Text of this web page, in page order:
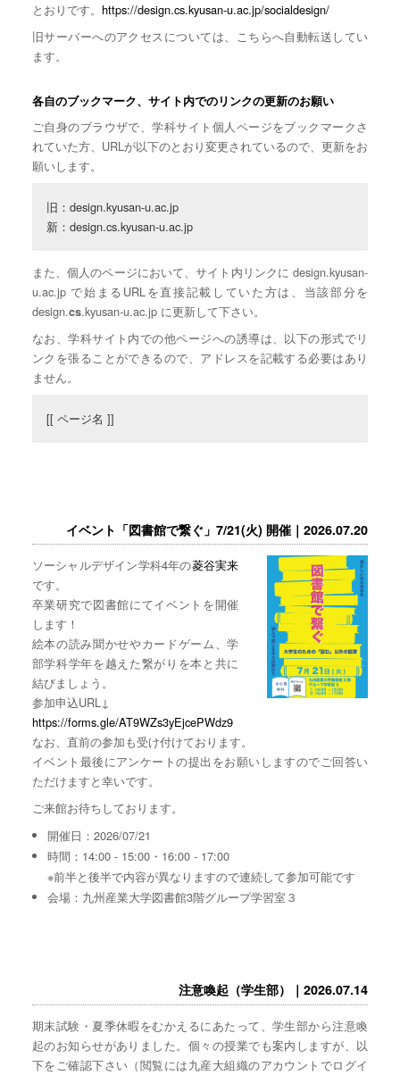
とおりです。 https://design.cs.kyusan-u.ac.jp/socialdesign/
旧サーバーへのアクセスについては、こちらへ自動転送してい
ます。
各自のブックマーク、サイト内でのリンクの更新のお願い
ご自身のブラウザで、学科サイト個人ページをブックマークさ
れていた方、URLが以下のとおり変更されているので、更新をお
願いします。
旧：design.kyusan-u.ac.jp
新：design.cs.kyusan-u.ac.jp
また、個人のページにおいて、サイト内リンクに design.kyusan-
u.ac.jp で始まるURLを直接記載していた方は、当該部分を
design.cs.kyusan-u.ac.jp に更新して下さい。
なお、学科サイト内での他ページへの誘導は、以下の形式でリ
ンクを張ることができるので、アドレスを記載する必要はあり
ません。
[[ ページ名 ]]
イベント「図書館で繋ぐ」7/21(火) 開催｜2026.07.20
ソーシャルデザイン学科4年の菱谷実来
です。
卒業研究で図書館にてイベントを開催
します！
絵本の読み聞かせやカードゲーム、学
部学科学年を越えた繋がりを本と共に
結びましょう。
参加申込URL↓
https://forms.gle/AT9WZs3yEjcePWdz9
なお、直前の参加も受け付けております。
イベント最後にアンケートの提出をお願いしますのでご回答い
ただけますと幸いです。
ご来館お待ちしております。
開催日：2026/07/21
時間：14:00 - 15:00・16:00 - 17:00
※前半と後半で内容が異なりますので連続して参加可能です
会場：九州産業大学図書館3階グループ学習室３
注意喚起（学生部）｜2026.07.14
期末試験・夏季休暇をむかえるにあたって、学生部から注意喚
起のお知らせがありました。個々の授業でも案内しますが、以
下をご確認下さい（閲覧には九産大組織のアカウントでログイ